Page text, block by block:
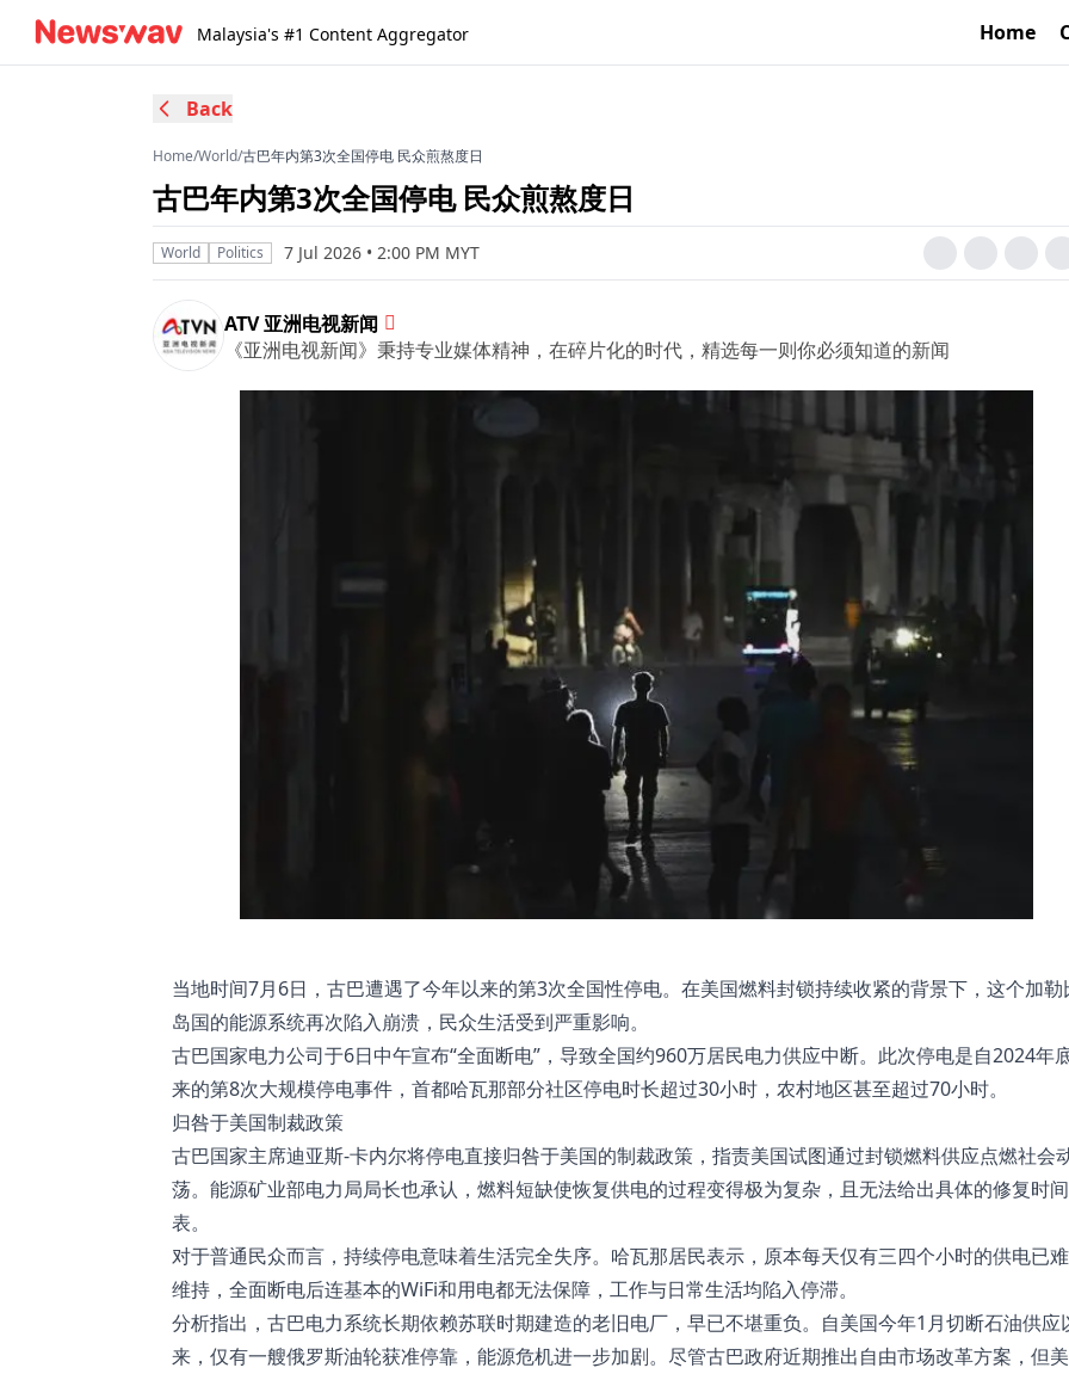
Malaysia's #1 Content Aggregator Home
Back
Home/World/ 古巴年内第3次全国停电 民众煎熬度日
古巴年内第3次全国停电 民众煎熬度日
World Politics 7 Jul 2026 • 2:00 PM MYT
ATV 亚洲电视新闻
《亚洲电视新闻》秉持专业媒体精神，在碎片化的时代，精选每一则你必须知道的新闻
当地时间7月6日，古巴遭遇了今年以来的第3次全国性停电。在美国燃料封锁持续收紧的背景下，这个加勒
岛国的能源系统再次陷入崩溃，民众生活受到严重影响。
古巴国家电力公司于6日中午宣布“全面断电”，导致全国约960万居民电力供应中断。此次停电是自2024年
来的第8次大规模停电事件，首都哈瓦那部分社区停电时长超过30小时，农村地区甚至超过70小时。
归咎于美国制裁政策
古巴国家主席迪亚斯-卡内尔将停电直接归咎于美国的制裁政策，指责美国试图通过封锁燃料供应点燃社会
荡。能源矿业部电力局局长也承认，燃料短缺使恢复供电的过程变得极为复杂，且无法给出具体的修复时间
表。
对于普通民众而言，持续停电意味着生活完全失序。哈瓦那居民表示，原本每天仅有三四个小时的供电已
维持，全面断电后连基本的WiFi和用电都无法保障，工作与日常生活均陷入停滞。
分析指出，古巴电力系统长期依赖苏联时期建造的老旧电厂，早已不堪重负。自美国今年1月切断石油供应
来，仅有一艘俄罗斯油轮获准停靠，能源危机进一步加剧。尽管古巴政府近期推出自由市场改革方案，但